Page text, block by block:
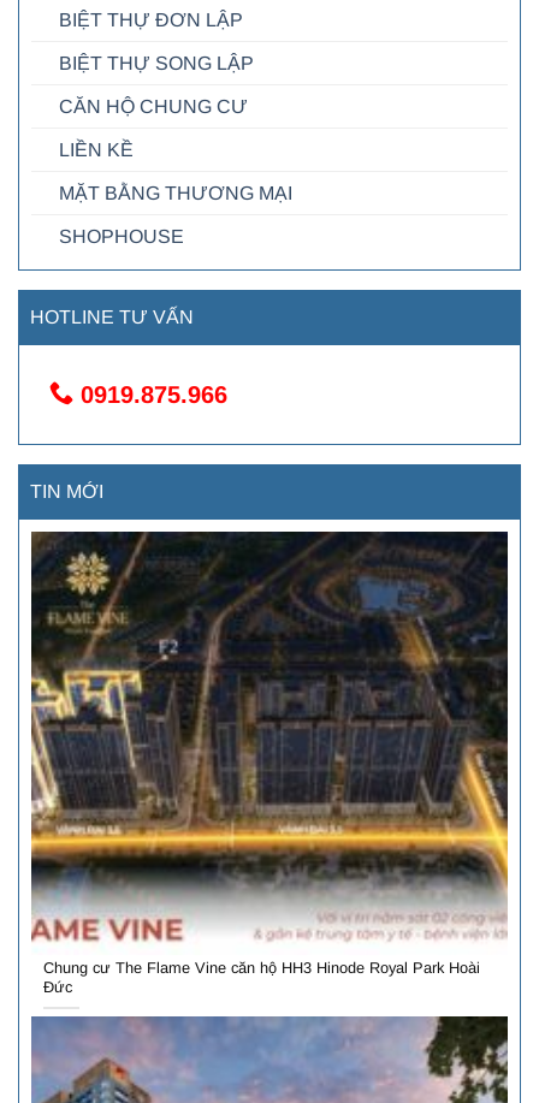
BIỆT THỰ ĐƠN LẬP
BIỆT THỰ SONG LẬP
CĂN HỘ CHUNG CƯ
LIỀN KỀ
MẶT BẰNG THƯƠNG MẠI
SHOPHOUSE
HOTLINE TƯ VẤN
0919.875.966
TIN MỚI
Chung cư The Flame Vine căn hộ HH3 Hinode Royal Park Hoài
Đức